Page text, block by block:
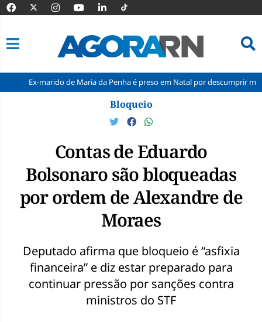
marido de Maria da Penha é preso em Natal por descumprir medida
Bloqueio
Contas de Eduardo
Bolsonaro são bloqueadas
por ordem de Alexandre de
Moraes
Deputado afirma que bloqueio é “asfixia
financeira” e diz estar preparado para
continuar pressão por sanções contra
ministros do STF